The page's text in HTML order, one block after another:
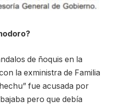
de ñoquis en la
la exministra de Familia
fue acusada por
pero que debía